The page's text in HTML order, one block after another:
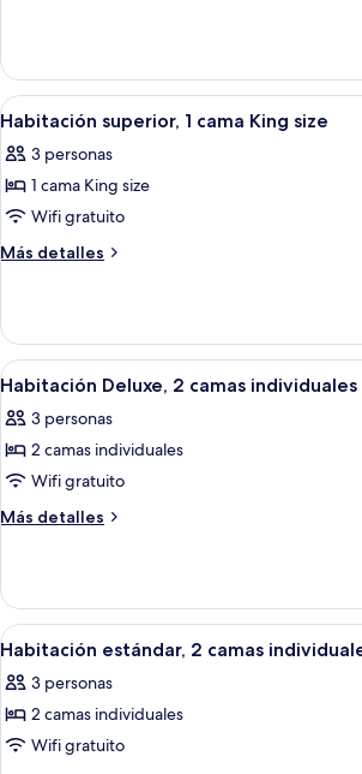
cama
King
size
Suite,
cama
size
Abrir
todas
las
fotos
de
Habitación
cama
King
size
Una
4
Habitación superior, 1 cama King size
3 personas
1 cama King size
Wifi gratuito
Más detalles
Más
superior,
cama
size
Abrir
todas
las
fotos
de
Habitación
camas
individuales
Habitación
4
Habitación Deluxe, 2 camas individuales
3 personas
2 camas individuales
Wifi gratuito
Más detalles
Más
Deluxe,
camas
Abrir
todas
las
fotos
de
Una
3
Habitación estándar, 2 camas
3 personas
2 camas individuales
Wifi gratuito